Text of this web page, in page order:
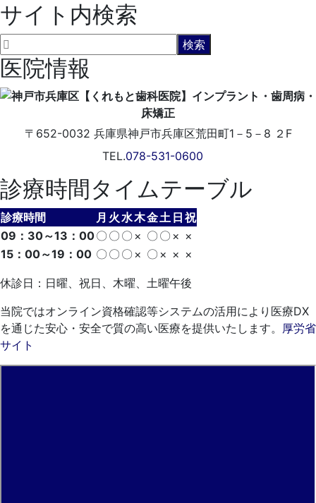
サイト内検索
医院情報
〒652-0032 兵庫県神戸市兵庫区荒田町1－5－8 ２F
TEL.078-531-0600
診療時間タイムテーブル
診療時間 月 火水木金土 日 祝
09：30～13：00〇 〇 〇 × 〇 〇 × ×
15：00～19：00 〇 〇 〇 × 〇 × × ×
休診日：日曜、祝日、木曜、土曜午後
当院ではオンライン資格確認等システムの活用により医療DX
を通じた安心・安全で質の高い医療を提供いたします。 厚労省
サイト